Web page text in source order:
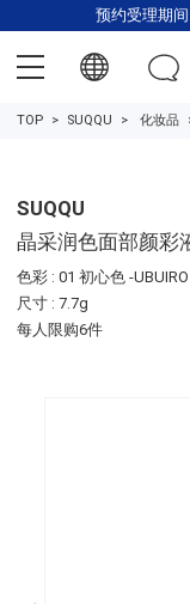
预约受理期
TOP SUQQU 化妆品
SUQQU
晶采润色面部颜彩
色彩 : 01 初心色 -UBUIRO
尺寸 : 7.7g
每人限购6件